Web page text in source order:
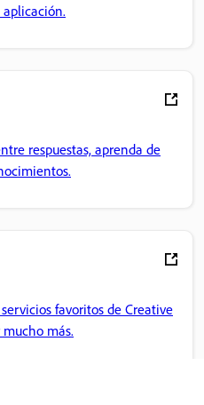
respuestas, aprenda de
favoritos de Creative
más.